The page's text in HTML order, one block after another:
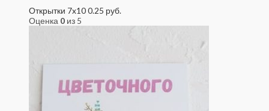
Открытки 7x100.25 руб.
Оценка 0 из 5